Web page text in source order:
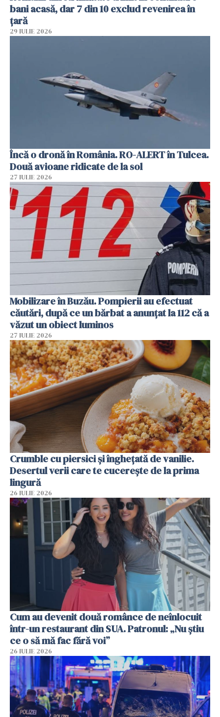
bani acasă, dar 7 din 10 exclud revenirea în
țară
29 IULIE 2026
Încă o dronă în România. RO-ALERT în Tulcea.
Două avioane ridicate de la sol
27 IULIE 2026
Mobilizare în Buzău. Pompierii au efectuat
căutări, după ce un bărbat a anunțat la 112 că a
văzut un obiect luminos
27 IULIE 2026
Crumble cu piersici și înghețată de vanilie.
Desertul verii care te cucerește de la prima
lingură
26 IULIE 2026
Cum au devenit două românce de neînlocuit
într-un restaurant din SUA. Patronul: „Nu știu
ce o să mă fac fără voi”
26 IULIE 2026